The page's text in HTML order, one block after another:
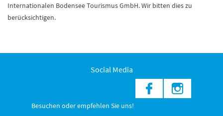
Internationalen Bodensee Tourismus GmbH. Wir bitten dies zu
berücksichtigen.
Social Media
Besuchen oder empfehlen Sie uns!